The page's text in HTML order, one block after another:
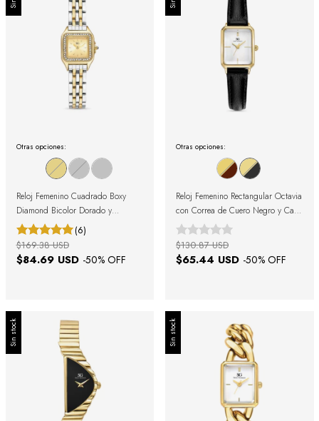
Otras opciones:
Reloj Femenino Cuadrado Boxy
Diamond Bicolor Dorado y
Plateado con Cristales
(6)
$84.69 USD -50% OFF
$169.38 USD
Otras opciones:
Reloj Femenino Rectangular Octavia
con Correa de Cuero Negro y Caja
Dorada 19mm
$65.44 USD -50% OFF
$130.87 USD
Sin stock Sin stock